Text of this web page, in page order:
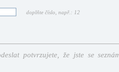
doplňte číslo, např.: 12
potvrzujete, že jste se